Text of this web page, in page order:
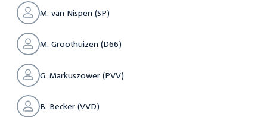
M. van Nispen (SP)
M. Groothuizen (D66)
G. Markuszower (PVV)
B. Becker (VVD)